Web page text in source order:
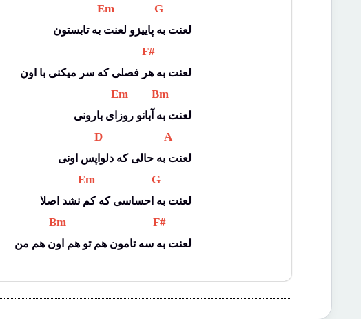
Em G
لعنت به پاییزو لعنت به تابستون
F#
لعنت به هر فصلی که سر میکنی با اون
Em Bm
لعنت به آبانو روزای بارونی
D A
لعنت به حالی که دلواپس اونی
Em G
لعنت به احساسی که کم نشد اصلا
Bm F#
لعنت به سه تامون هم تو هم اون هم من